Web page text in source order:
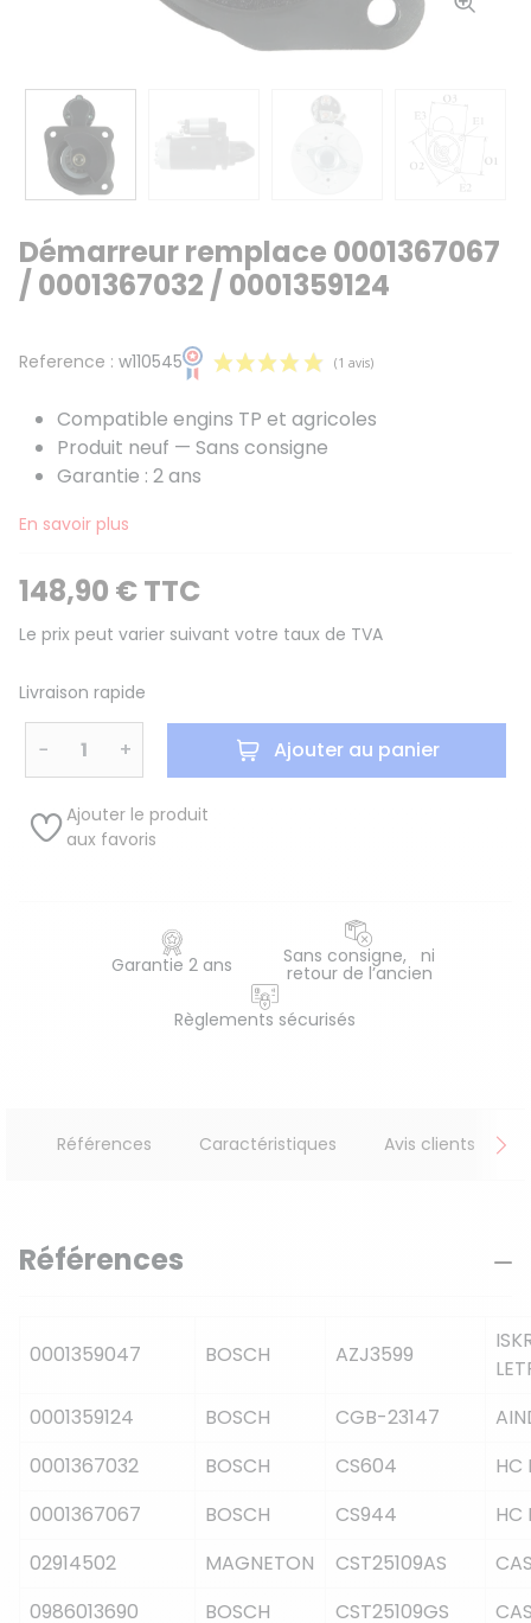
Démarreur remplace 0001367067
/ 0001367032 / 0001359124
Reference : w110545
Compatible engins TP et agricoles
Produit neuf — Sans consigne
Garantie : 2 ans
En savoir plus
148,90 € TTC
Le prix peut varier suivant votre taux de TVA
Livraison rapide
− + Ajouter au panier
Ajouter le produit
aux favoris
Garantie 2 ans Sans consigne, ni
retour de l’ancien
Règlements sécurisés
Références Caractéristiques Avis clients
Références
0001359047 BOSCH AZJ3599
0001359124
BOSCH CGB-23147
0001367032
BOSCH CS604
HC
0001367067
BOSCH CS944
HC
02914502
MAGNETON CST25109AS
0986013690
BOSCH CST25109GS